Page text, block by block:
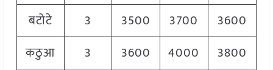
बटोटे 3 3500 3700
3600
कठुआ
3 3600 4000
3800